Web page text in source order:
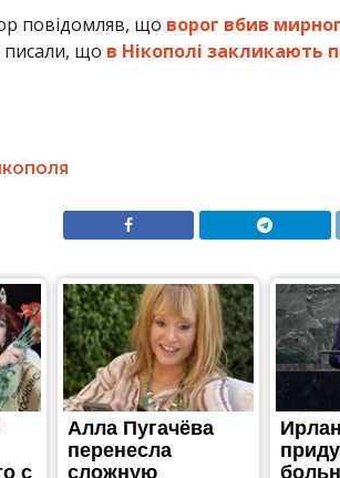
повідомляв, що ворог вбив
що в Нікополі закликають